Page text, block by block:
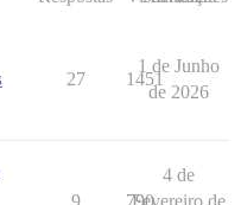
27 1451
1 de Junho
de 2026
4 de